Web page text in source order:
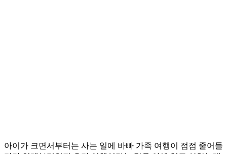
아이가 크면서부터는 사는 일에 바빠 가족 여행이 점점 줄어들